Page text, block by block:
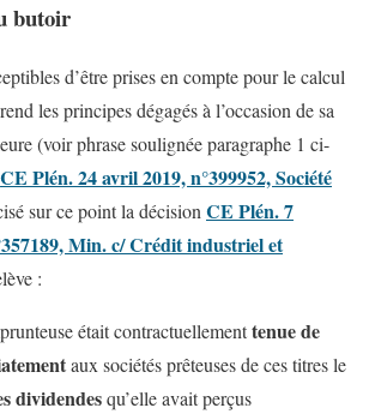
butoir
d’être prises en compte pour le calcul
les principes dégagés à l’occasion de sa
(voir phrase soulignée paragraphe 1 ci-
CE Plén. 24 avril 2019, n°399952, Société
sur ce point la décision CE Plén. 7
Min. c/ Crédit industriel et
:
était contractuellementtenue de
aux sociétés prêteuses de ces titres le
dividendesqu’elle avait perçus